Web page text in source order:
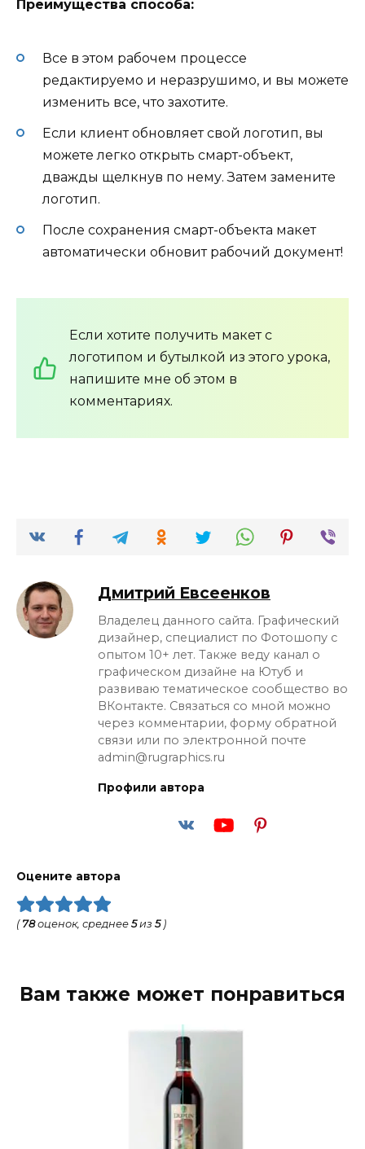
Преимущества способа:
Все в этом рабочем процессе
редактируемо и неразрушимо, и вы можете
изменить все, что захотите.
Если клиент обновляет свой логотип, вы
можете легко открыть смарт-объект,
дважды щелкнув по нему. Затем замените
логотип.
После сохранения смарт-объекта макет
автоматически обновит рабочий документ!
Если хотите получить макет с
логотипом и бутылкой из этого урока,
напишите мне об этом в
комментариях.
Дмитрий Евсеенков
Владелец данного сайта. Графический
дизайнер, специалист по Фотошопу с
опытом 10+ лет. Также веду канал о
графическом дизайне на Ютуб и
развиваю тематическое сообщество во
ВКонтакте. Связаться со мной можно
через комментарии, форму обратной
связи или по электронной почте
admin@rugraphics.ru
Профили автора
Оцените автора
( 78оценок, среднее 5из 5)
Вам также может понравиться